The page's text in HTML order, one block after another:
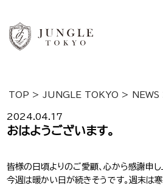
Gravure グラ
TOP > JUNGLE TOKYO > NEWS
2024.04.17
おはようございます。
皆様の日頃よりのご愛顧、心から感謝申し
今週は暖かい日が続きそうです。週末は